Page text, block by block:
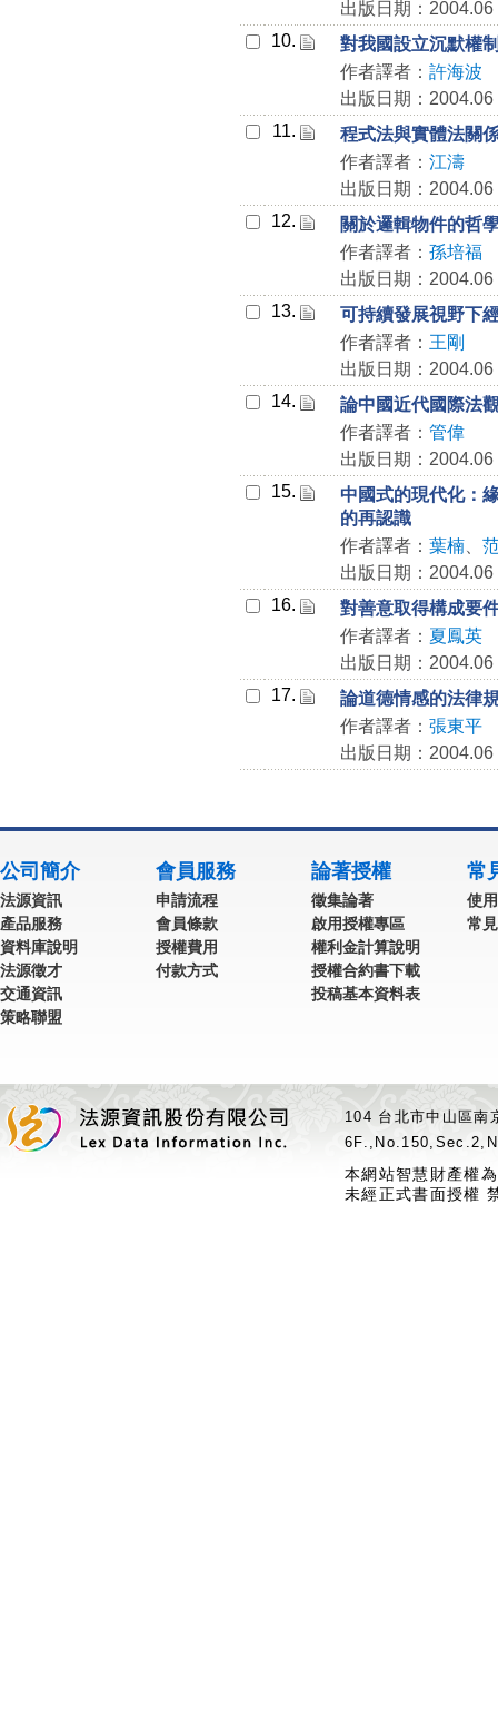
出版日期：2004.06
10.
對我國設立沉默權
作者譯者： 許海波
出版日期：2004.06
11.
程式法與實體法關
作者譯者： 江濤
出版日期：2004.06
12.
關於邏輯物件的哲
作者譯者： 孫培福
出版日期：2004.06
13.
可持續發展視野下
作者譯者： 王剛
出版日期：2004.06
14.
論中國近代國際法
作者譯者： 管偉
出版日期：2004.06
15.
中國式的現代化：
的再認識
作者譯者： 葉楠、
出版日期：2004.06
16.
對善意取得構成要
作者譯者： 夏鳳英
出版日期：2004.06
17.
論道德情感的法律
作者譯者： 張東平
出版日期：2004.06
公司簡介
法源資訊
產品服務
資料庫說明
法源徵才
交通資訊
策略聯盟
會員服務
申請流程
會員條款
授權費用
付款方式
論著授權
徵集論著
啟用授權專區
權利金計算說明
授權合約書下載
投稿基本資料表
常
使
常
104 台北市中山區
本網站智慧財產權
未經正式書面授權